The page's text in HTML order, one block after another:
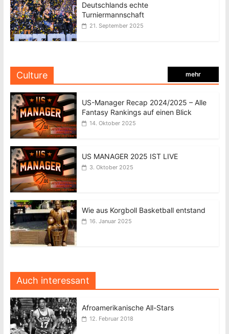
Deutschlands echte
Turniermannschaft
21. September 2025
Culture mehr
US-Manager Recap 2024/2025 – Alle
Fantasy Rankings auf einen Blick
14. Oktober 2025
US MANAGER 2025 IST LIVE
3. Oktober 2025
Wie aus Korgboll Basketball entstand
16. Januar 2025
Auch interessant
Afroamerikanische All-Stars
12. Februar 2018